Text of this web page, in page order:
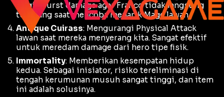
Magic Burst damageagar Franco tidak langsung
tumbang saat mencoba menarikMagelawan.
Antique Cuirass: Mengurangi Physical Attack
lawan saat mereka menyerang kita. Sangat efektif
untuk meredam damage dari hero tipe fisik.
Immortality: Memberikan kesempatan hidup
kedua. Sebagai inisiator, risiko tereliminasi di
tengah kerumunan musuh sangat tinggi, dan item
ini adalah solusinya.